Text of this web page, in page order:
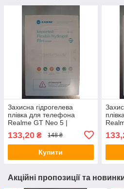
Захисна гідрогелева
плівка для телефона
Realme GT Neo 5 |
133,20 ₴ 148 ₴
Купити
Акційні пропозиції та